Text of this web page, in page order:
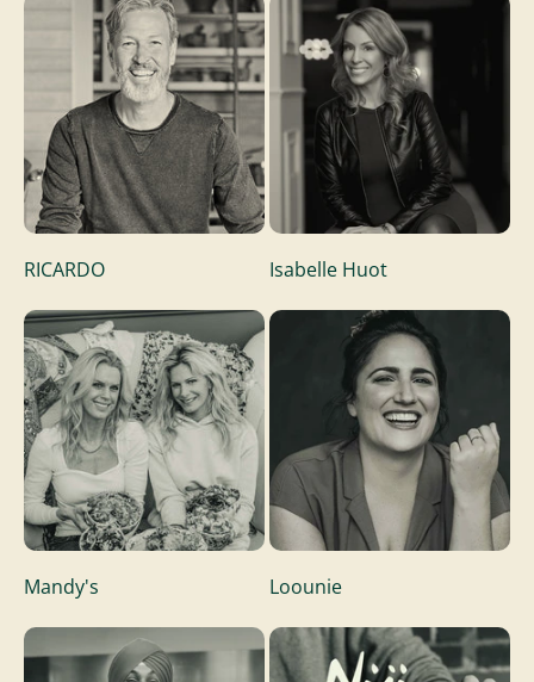
RICARDO Isabelle Huot
Mandy's Loounie